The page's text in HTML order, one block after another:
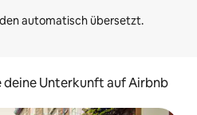
deine Unterkunft auf Airbnb